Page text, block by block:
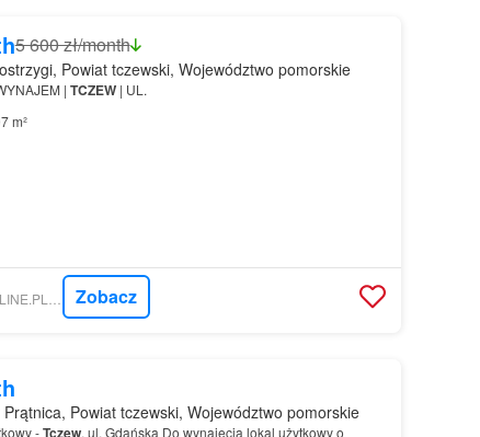
5 600 zł/month
Powiat tczewski, Województwo pomorskie
| TCZEW| UL.
m²
Zobacz
Powiat tczewski, Województwo pomorskie
-Tczew, ul. Gdańska Do wynajęcia lokal użytkowy o